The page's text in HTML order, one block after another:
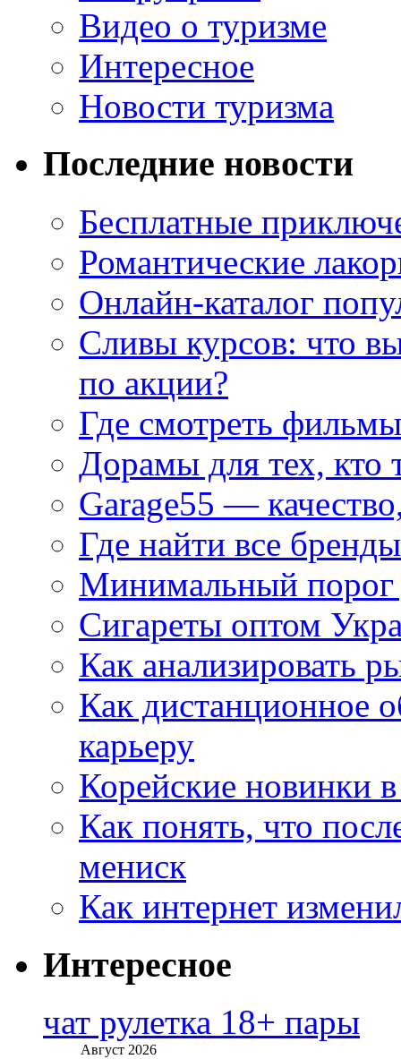
Видео о туризме
Интересное
Новости туризма
Последние новости
Бесплатные
Романтические
Онлайн-каталог
Сливы курсов: что
по акции?
Где смотреть
Дорамы для тех, кто
Garage55 —
Где найти все
Минимальный порог
Сигареты оптом
Как анализировать
Как дистанционное
карьеру
Корейские новинки
Как понять, что
мениск
Как интернет
Интересное
чат рулетка 18+ пары
Август 2026